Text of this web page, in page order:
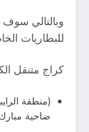
وبالتالي
للبطاريات
كراج متنقل
(منطقة
ضاحية